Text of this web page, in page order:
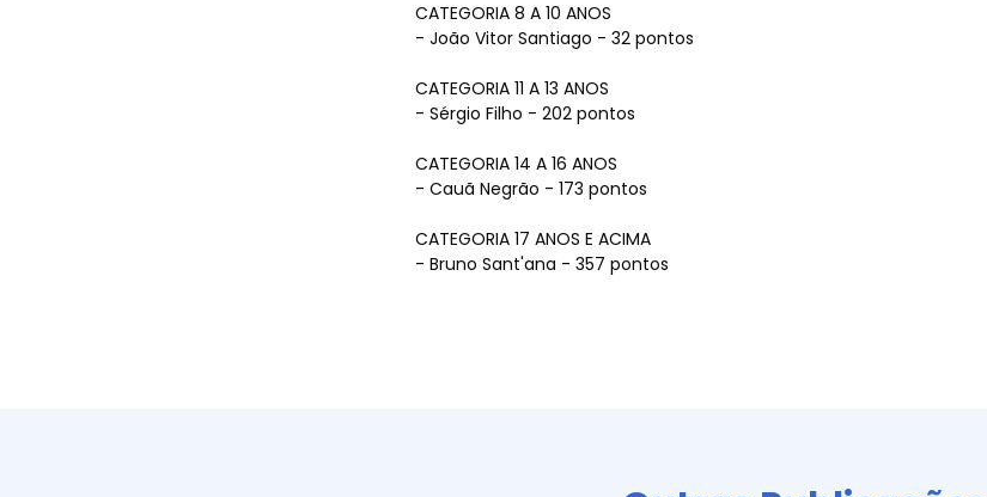
CATEGORIA 8 A 10 ANOS
- João Vitor Santiago - 32 pontos
CATEGORIA 11 A 13 ANOS
- Sérgio Filho - 202 pontos
CATEGORIA 14 A 16 ANOS
- Cauã Negrão - 173 pontos
CATEGORIA 17 ANOS E ACIMA
- Bruno Sant'ana - 357 pontos